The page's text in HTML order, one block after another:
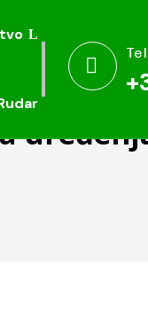

